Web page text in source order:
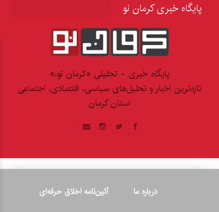
پایگاه خبری کرمان نو
پایگاه خبری - تحلیلی «کرمان نو،»
تازه‌ترین اخبار و تحلیل‌های سیاسی، اقتصادی، اجتماعی
استان کرمان
درباره ما
آئین‌نامه اخلاق حرفه‌ای